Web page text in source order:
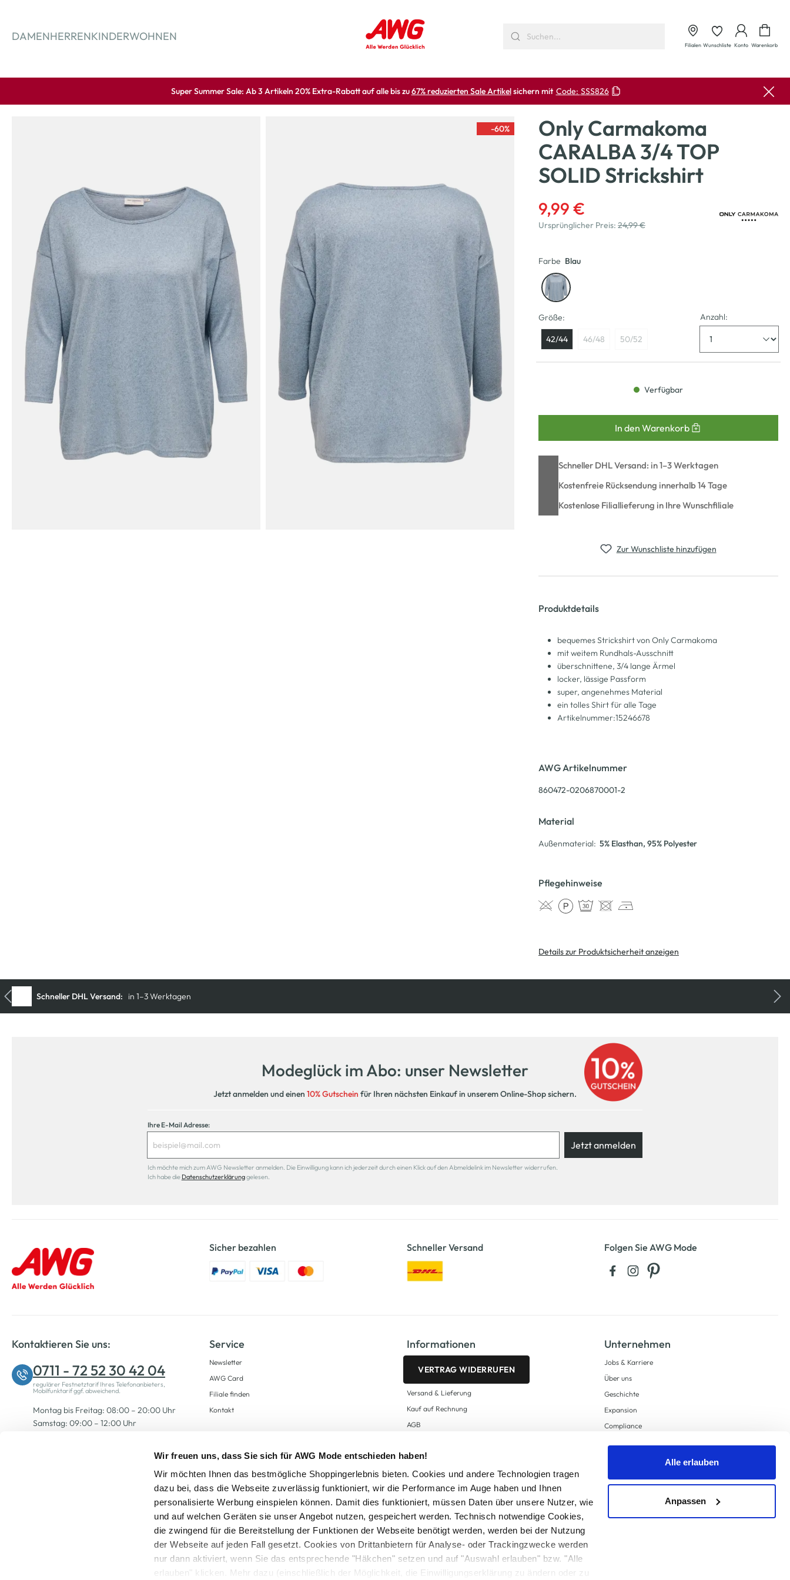
Wir freuen uns, dass Sie sich für AWG Mode entschieden haben!
Wir möchten Ihnen das bestmögliche Shoppingerlebnis bieten. Cookies und andere Technologien tragen
dazu bei, dass die Webseite zuverlässig funktioniert, wir die Performance im Auge haben und Ihnen
personalisierte Werbung einspielen können. Damit dies funktioniert, müssen Daten über unsere Nutzer, wie
und auf welchen Geräten sie unser Angebot nutzen, gespeichert werden. Technisch notwendige Cookies,
die zwingend für die Bereitstellung der Funktionen der Webseite benötigt werden, werden bei der Nutzung
der Webseite auf jeden Fall gesetzt. Cookies von Drittanbietern für Analyse- oder Trackingzwecke werden
nur dann aktiviert, wenn Sie das entsprechende "Häkchen" setzen und auf "Auswahl erlauben" bzw. "Alle
erlauben" klicken. Mehr dazu (einschließlich der Möglichkeit, die Einwilligungserklärung zu ändern oder zu
Alle erlauben
Anpassen
DAMENHERRENKINDERWOHNEN
Filialen Wunschliste Konto Warenkorb
Super Summer Sale: Ab 3 Artikeln 20% Extra-Rabatt auf alle bis zu67% reduzierten Sale Artikelsichern mit Code: SSS826
-60%
Only Carmakoma
CARALBA 3/4 TOP
SOLID Strickshirt
9,99 €
Ursprünglicher Preis: 24,99 €
Farbe Blau
Größe:
42/44 46/48 50/52
Anzahl:
Verfügbar
In den Warenkorb
Schneller DHL Versand: in 1–3 Werktagen
Kostenfreie Rücksendung innerhalb 14 Tage
Kostenlose Filiallieferung in Ihre Wunschfiliale
Zur Wunschliste hinzufügen
Produktdetails
bequemes Strickshirt von Only Carmakoma
mit weitem Rundhals-Ausschnitt
überschnittene, 3/4 lange Ärmel
locker, lässige Passform
super, angenehmes Material
ein tolles Shirt für alle Tage
Artikelnummer:15246678
AWG Artikelnummer
860472-0206870001-2
Material
Außenmaterial: 5% Elasthan, 95% Polyester
Pflegehinweise
Details zur Produktsicherheit anzeigen
Modeglück im Abo: unser Newsletter
Jetzt anmelden und einen 10% Gutschein für Ihren nächsten Einkauf in unserem Online-Shop sichern.
Ihre E-Mail Adresse:
Jetzt anmelden
Ich möchte mich zum AWG Newsletter anmelden. Die Einwilligung kann ich jederzeit durch einen Klick auf den Abmeldelink im Newsletter widerrufen.
Ich habe die Datenschutzerklärunggelesen.
Sicher bezahlen Schneller Versand Folgen Sie AWG Mode
Kontaktieren Sie uns:
0711 - 72 52 30 42 04
regulärer Festnetztarif Ihres Telefonanbieters,
Mobilfunktarif ggf. abweichend.
Montag bis Freitag: 08:00 – 20:00 Uhr
Samstag: 09:00 – 12:00 Uhr
Service
Newsletter
AWG Card
Filiale finden
Kontakt
Informationen
VERTRAG WIDERRUFEN
Versand & Lieferung
Kauf auf Rechnung
AGB
Zahlungsarten
Datenschutz
AWG CARD Teilnahmebedingungen
Unternehmen
Jobs & Karriere
Über uns
Geschichte
Expansion
Compliance
Supply Chain Due Diligence
Alle Preise inkl. gesetzl. Mehrwertsteuer zzgl.